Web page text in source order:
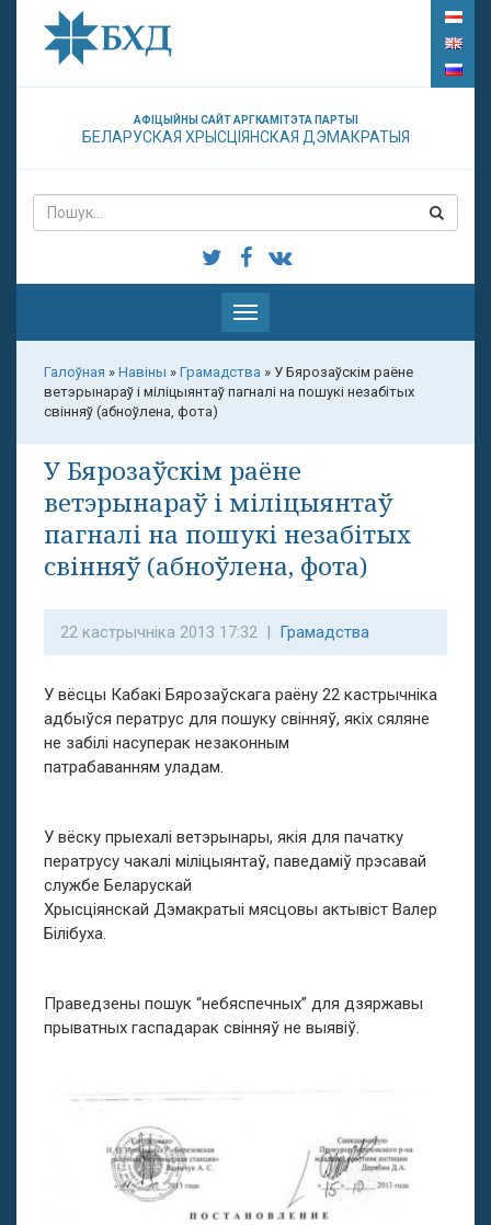
АФІЦЫЙНЫ САЙТ АРГКАМІТЭТА ПАРТЫІ
БЕЛАРУСКАЯ ХРЫСЦІЯНСКАЯ ДЭМАКРАТЫЯ
Паказаць
меню
Галоўная » Навіны » Грамадства » У Бярозаўскім раёне
ветэрынараў і міліцыянтаў пагналі на пошукі незабітых
свінняў (абноўлена, фота)
У Бярозаўскім раёне
ветэрынараў і міліцыянтаў
пагналі на пошукі незабітых
свінняў (абноўлена, фота)
22 кастрычніка 2013 17:32 | Грамадства
У вёсцы Кабакі Бярозаўскага раёну 22 кастрычніка
адбыўся ператрус для пошуку свінняў, якіх сяляне
не забілі насуперак незаконным
патрабаванням уладам.
У вёску прыехалі ветэрынары, якія для пачатку
ператрусу чакалі міліцыянтаў, паведаміў прэсавай
службе Беларускай
Хрысціянскай Дэмакратыі мясцовы актывіст Валер
Білібуха.
Праведзены пошук “небяспечных” для дзяржавы
прыватных гаспадарак свінняў не выявіў.